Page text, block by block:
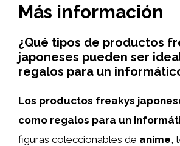
Más información
¿Qué tipos de productos
japoneses pueden ser
regalos para un
Los productos freakys
como regalos para un
figuras coleccionables de anime